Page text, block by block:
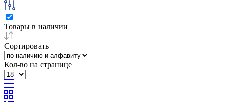
Товары в наличии
Сортировать
Кол-во на странице